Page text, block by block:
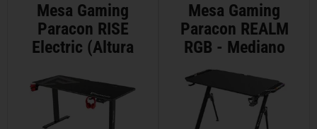
Mesa Gaming
Paracon RISE
Electric (Altura
Mesa Gaming
Paracon REALM
RGB - Mediano